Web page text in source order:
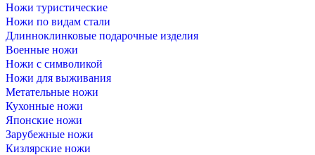
Ножи туристические
Ножи по видам стали
Длинноклинковые подарочные изделия
Военные ножи
Ножи с символикой
Ножи для выживания
Метательные ножи
Кухонные ножи
Японские ножи
Зарубежные ножи
Кизлярские ножи